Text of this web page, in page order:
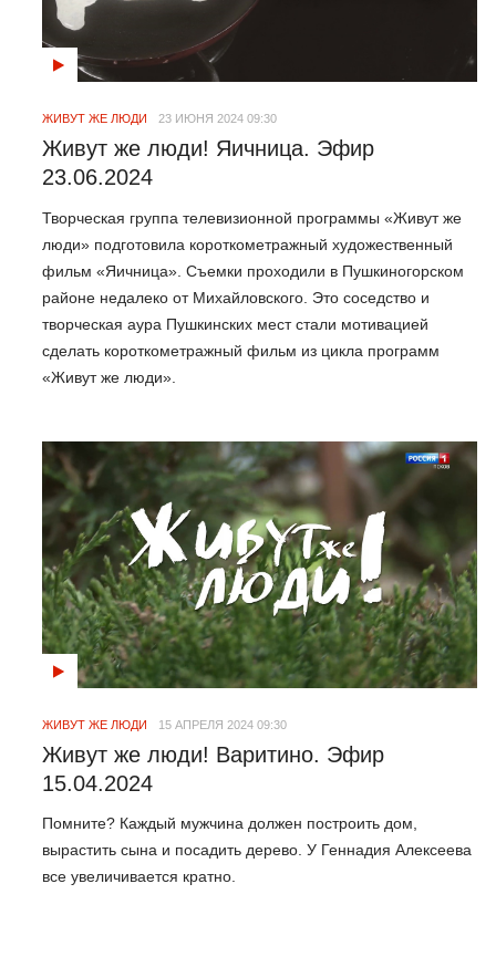
ЖИВУТ ЖЕ ЛЮДИ 23 ИЮНЯ 2024 09:30
Живут же люди! Яичница. Эфир
23.06.2024
Творческая группа телевизионной программы «Живут же
люди» подготовила короткометражный художественный
фильм «Яичница». Съемки проходили в Пушкиногорском
районе недалеко от Михайловского. Это соседство и
творческая аура Пушкинских мест стали мотивацией
сделать короткометражный фильм из цикла программ
«Живут же люди».
ЖИВУТ ЖЕ ЛЮДИ 15 АПРЕЛЯ 2024 09:30
Живут же люди! Варитино. Эфир
15.04.2024
Помните? Каждый мужчина должен построить дом,
вырастить сына и посадить дерево. У Геннадия Алексеева
все увеличивается кратно.